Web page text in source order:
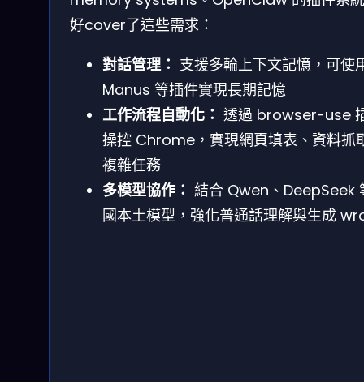
好cover了這些需求：
對話管理： 支援多輪上下文記憶，可使
Manus 等插件實現長期記憶
工作流程自動化： 透過 browser-use
操控 Chrome，實現網頁填表、資料抓
複雜任務
多模型協作： 結合 Qwen、DeepSeek
國本土模型，強化普通話理解與生成